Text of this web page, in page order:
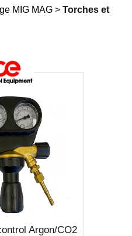
MIG MAG >Torches et
Argon/CO2